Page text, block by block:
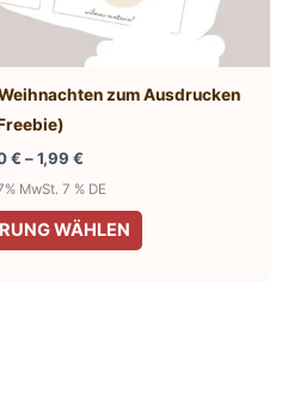
zum Ausdrucken
€ –1,99 €Preisspanne:
bis
MwSt. 7 % DE
WÄHLEN
Dieses
Produkt